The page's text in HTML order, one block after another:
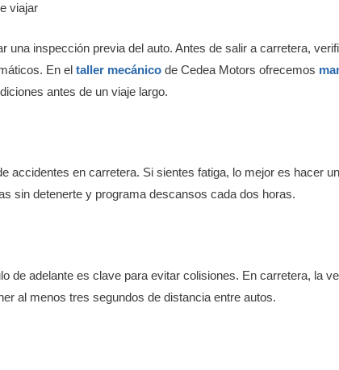
viajar
una inspección previa del auto. Antes de salir a carretera,
En eltaller mecánico de Cedea Motors ofrecemos
antes de un viaje largo.
accidentes en carretera. Si sientes fatiga, lo mejor es hacer
sin detenerte y programa descansos cada dos horas.
de adelante es clave para evitar colisiones. En carretera, la
al menos tres segundos de distancia entre autos.